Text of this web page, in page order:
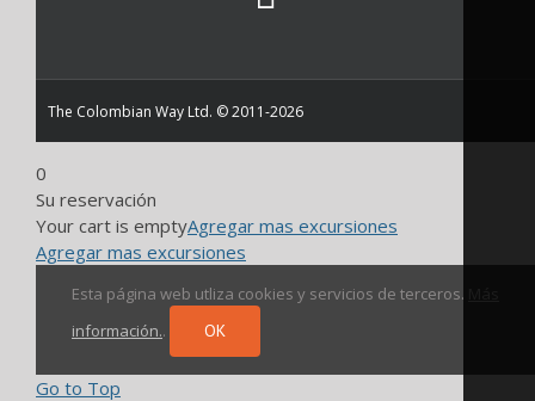
The Colombian Way Ltd. © 2011-2026
0
Su reservación
Your cart is emptyAgregar mas excursiones
Agregar mas excursiones
Esta página web utliza cookies y servicios de terceros.
información.. OK
Go to Top